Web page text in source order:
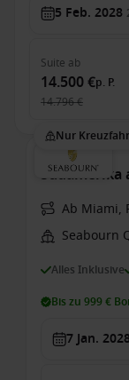
5 Feb. 2028
Suite ab
14.500 €p. P.
14.796 €
Nur
Südamerika
Ab Miami,
Seabourn
Alles Inklusive
Bis zu 999 €
7 Jan. 2028